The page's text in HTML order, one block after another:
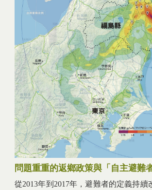
問題重重的返鄉政策與「自主避難者
從2013年到2017年，避難者的定義持續